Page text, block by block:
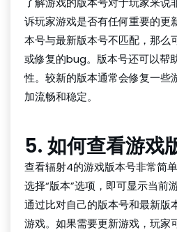
诉玩家游戏是否有任何重要的更
本号与最新版本号不匹配，那么
或修复的bug。版本号还可以帮
性。较新的版本通常会修复一些
加流畅和稳定。
5. 如何查看游戏
查看辐射4的游戏版本号非常简
选择“版本”选项，即可显示当前
通过比对自己的版本号和最新版
游戏。如果需要更新游戏，玩家